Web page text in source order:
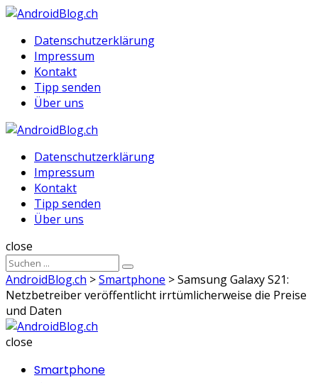
Menu
MenuDatenschutzerklärung
Impressum
Kontakt
Tipp senden
Über uns
Datenschutzerklärung
Impressum
Kontakt
Tipp senden
Über uns
Suche
close
Sucheergebnisse
für
Suche
AndroidBlog.ch >Smartphone >Samsung Galaxy S21:
Netzbetreiber veröffentlicht irrtümlicherweise die Preise
und Daten
close
Smartphone